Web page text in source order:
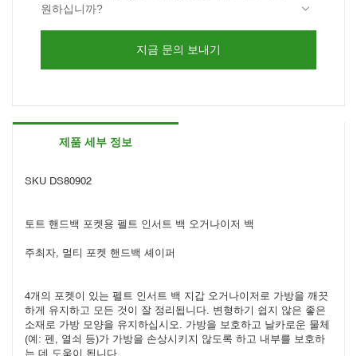
원하십니까?
색상이 가방 라이너로 옮겨지지 않으며 펠트 소재
가 핸드백 라이너를 보호합니다.
프리미엄 3mm 펠트로 제작되어 가벼우면서도 튼
튼하여 핸드백/토트백/지갑의 형태를 유지하고 소
지품을 잘 정리할 수 있습니다.
측면에 4개의 작은 주머니가 있는 오거나이저 백으
다.
지금 무료 샘플을 받으려면 저희에게 연락하십시
지금 문의 보내기
제품 세부 정보
SKU DS80902
토트 핸드백 포켓용 펠트 인서트 백 오거나이저 백
주최자, 멀티 포켓 핸드백 셰이퍼
4개의 포켓이 있는 펠트 인서트 백 지갑 오거나이저로 가방을 깨끗
하게 유지하고 모든 것이 잘 정리됩니다. 변형하기 쉽지 않은 좋은
소재로 가방 모양을 유지하십시오. 가방을 보호하고 날카로운 물체
(예: 펜, 열쇠 등)가 가방을 손상시키지 않도록 하고 내부를 보호하
는 데 도움이 됩니다.